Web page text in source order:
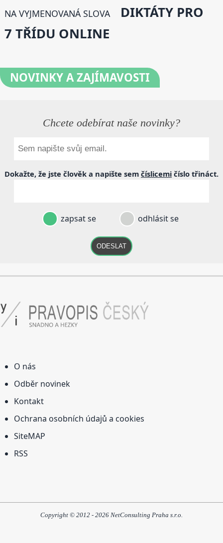
NA VYJMENOVANÁ SLOVA
DIKTÁTY PRO
7 TŘÍDU ONLINE
NOVINKYA ZAJÍMAVOSTI
Chcete odebírat naše novinky?
Dokažte, že jste člověk a napište sem číslicemi číslo třináct.
zapsat se odhlásit se
ODESLAT
O nás
Odběr novinek
Kontakt
Ochrana osobních údajů a cookies
SiteMAP
RSS
Copyright © 2012 - 2026 NetConsulting Praha s.r.o.